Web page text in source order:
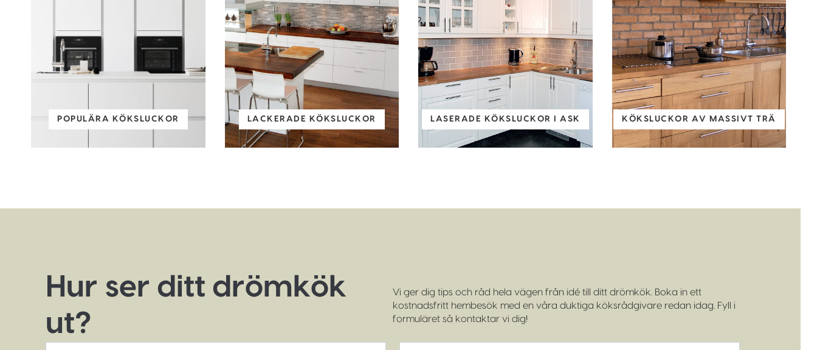
POPULÄRA KÖKSLUCKOR LACKERADE KÖKSLUCKOR LASERADE KÖKSLUCKOR I ASK KÖKSLUCKOR AV MASSIVT TRÄ
Hur ser ditt drömkök
ut?
Vi ger dig tips och råd hela vägen från idé till ditt drömkök. Boka in ett
kostnadsfritt hembesök med en våra duktiga köksrådgivare redan idag. Fyll i
formuläret så kontaktar vi dig!